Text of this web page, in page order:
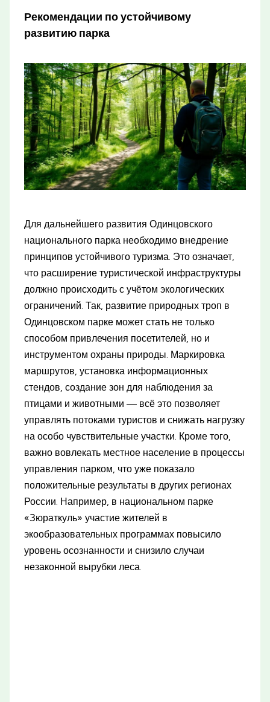
Рекомендации по устойчивому
развитию парка
Для дальнейшего развития Одинцовского
национального парка необходимо внедрение
принципов устойчивого туризма. Это означает,
что расширение туристической инфраструктуры
должно происходить с учётом экологических
ограничений. Так, развитие природных троп в
Одинцовском парке может стать не только
способом привлечения посетителей, но и
инструментом охраны природы. Маркировка
маршрутов, установка информационных
стендов, создание зон для наблюдения за
птицами и животными — всё это позволяет
управлять потоками туристов и снижать нагрузку
на особо чувствительные участки. Кроме того,
важно вовлекать местное население в процессы
управления парком, что уже показало
положительные результаты в других регионах
России. Например, в национальном парке
«Зюраткуль» участие жителей в
экообразовательных программах повысило
уровень осознанности и снизило случаи
незаконной вырубки леса.